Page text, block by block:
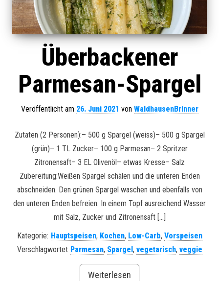
Überbackener
Parmesan-Spargel
Veröffentlicht am 26. Juni 2021 von WaldhausenBrinner
Zutaten (2 Personen):– 500 g Spargel (weiss)– 500 g Spargel
(grün)– 1 TL Zucker– 100 g Parmesan– 2 Spritzer
Zitronensaft– 3 EL Olivenöl– etwas Kresse– Salz
Zubereitung:Weißen Spargel schälen und die unteren Enden
abschneiden. Den grünen Spargel waschen und ebenfalls von
den unteren Enden befreien. In einem Topf ausreichend Wasser
mit Salz, Zucker und Zitronensaft […]
Kategorie: Hauptspeisen, Kochen, Low-Carb, Vorspeisen
Verschlagwortet Parmesan, Spargel , vegetarisch, veggie
Weiterlesen